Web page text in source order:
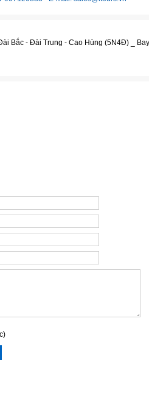
Bắc - Đài Trung - Cao Hùng (5N4Đ) _